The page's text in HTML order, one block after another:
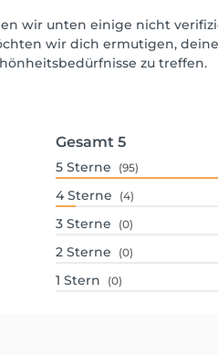
wir unten einige nicht
wir dich ermutigen,
zu treffen.
Gesamt 5
5 Sterne (95)
4 Sterne (4)
3 Sterne (0)
2 Sterne (0)
1 Stern (0)